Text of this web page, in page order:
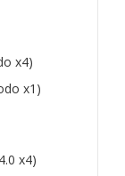
x4)
x1)
x4)